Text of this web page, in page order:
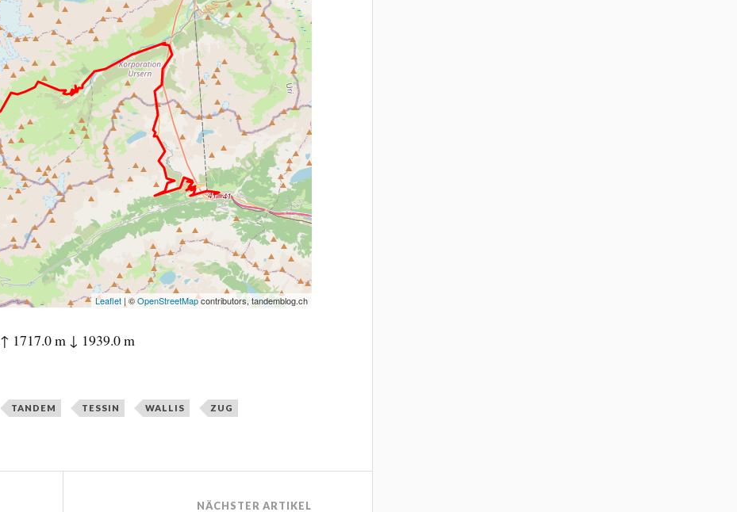
Leaflet | ©OpenStreetMapcontributors, tandemblog.ch
↑ 1717.0 m ↓ 1939.0 m
TANDEM TESSIN WALLIS ZUG
NÄCHSTER ARTIKEL